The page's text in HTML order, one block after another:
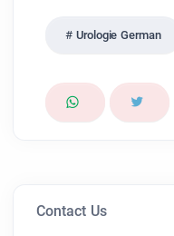
Urologie German
Contact Us